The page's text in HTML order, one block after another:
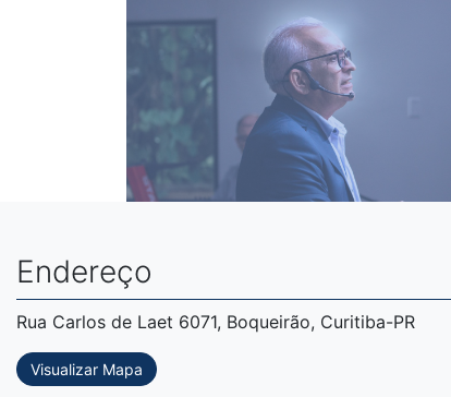
Endereço
Rua Carlos de Laet 6071, Boqueirão, Curitiba-PR
Visualizar Mapa